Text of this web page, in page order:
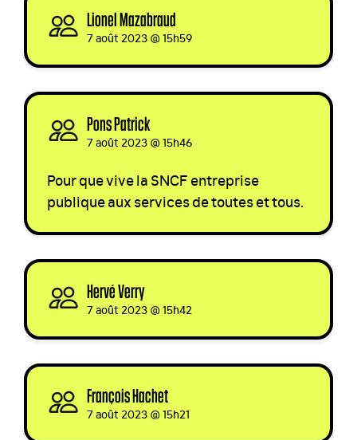
Lionel Mazabraud
7 août 2023 @ 15h59
Pons Patricksigned via
7 août 2023 @ 15h46
Pour que vive laSNCFentreprise
publique aux services de toutes et tous.
Hervé Verry
7 août 2023 @ 15h42
François Hachet
7 août 2023 @ 15h21